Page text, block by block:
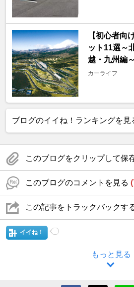
【初心者向
ット11選～
越・九州編～
カーライフ
ブログのイイね！ランキングを見
このブログをクリップして保
このブログのコメントを見る
この記事をトラックバックす
イイね！
もっと見る